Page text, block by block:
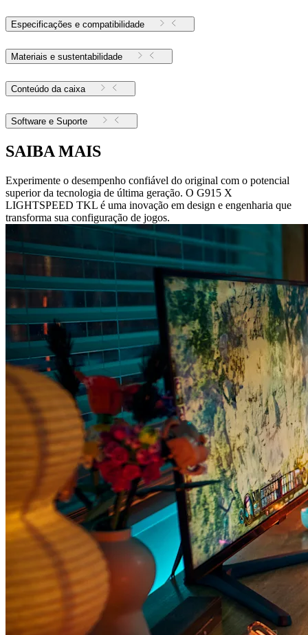
Especificações e compatibilidade
Materiais e sustentabilidade
Conteúdo da caixa
Software e Suporte
SAIBA MAIS
Experimente o desempenho confiável do original com o potencial
superior da tecnologia de última geração. O G915 X
LIGHTSPEED TKL é uma inovação em design e engenharia que
transforma sua configuração de jogos.